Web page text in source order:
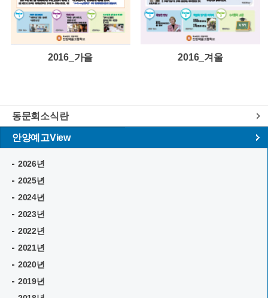
2016_가을 2016_겨울
동문회소식란
안양예고View
2026년
2025년
2024년
2023년
2022년
2021년
2020년
2019년